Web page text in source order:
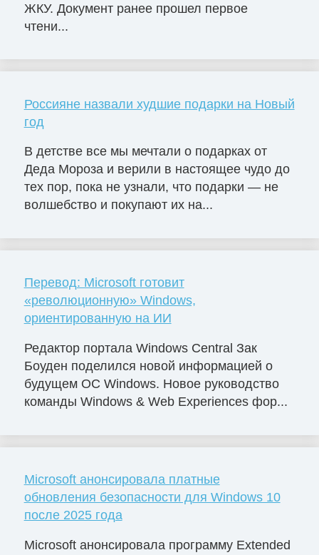
ЖКУ. Документ ранее прошел первое
чтени...
Россияне назвали худшие подарки на Новый
год
В детстве все мы мечтали о подарках от
Деда Мороза и верили в настоящее чудо до
тех пор, пока не узнали, что подарки — не
волшебство и покупают их на...
Перевод: Microsoft готовит
«революционную» Windows,
ориентированную на ИИ
Редактор портала Windows Central Зак
Боуден поделился новой информацией о
будущем ОС Windows. Новое руководство
команды Windows & Web Experiences фор...
Microsoft анонсировала платные
обновления безопасности для Windows 10
после 2025 года
Microsoft анонсировала программу Extended